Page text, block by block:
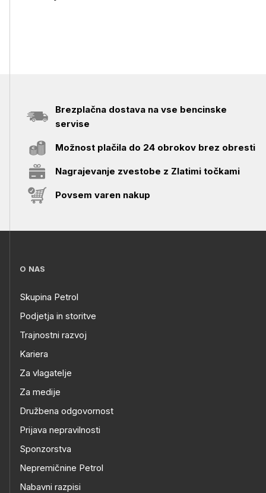
Brezplačna dostava na vse bencinske
servise
Možnost plačila do 24 obrokov brez obresti
Nagrajevanje zvestobe z Zlatimi točkami
Povsem varen nakup
O NAS
Skupina Petrol
Podjetja in storitve
Trajnostni razvoj
Kariera
Za vlagatelje
Za medije
Družbena odgovornost
Prijava nepravilnosti
Sponzorstva
Nepremičnine Petrol
Nabavni razpisi